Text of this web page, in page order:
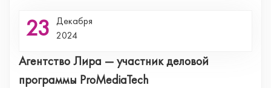
23 Декабря
2024
Агентство Лира — участник деловой
программы ProMediaTech